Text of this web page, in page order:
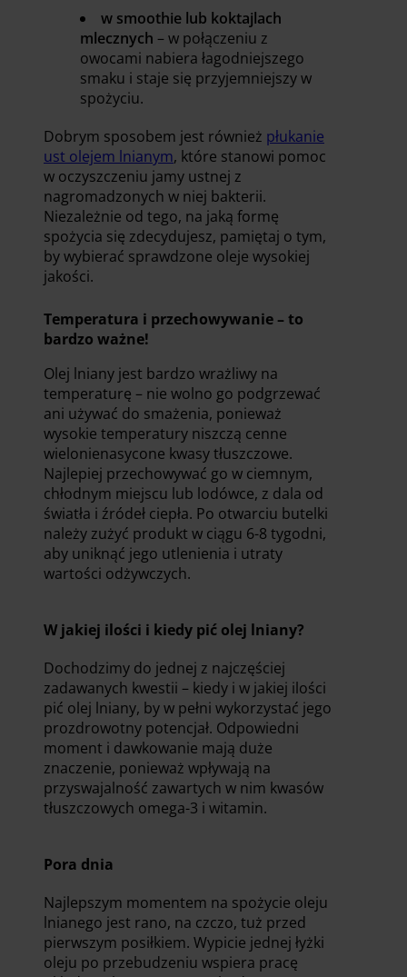
w smoothie lub koktajlach
mlecznych – w połączeniu z
owocami nabiera łagodniejszego
smaku i staje się przyjemniejszy w
spożyciu.
Dobrym sposobem jest również płukanie
ust olejem lnianym, które stanowi pomoc
w oczyszczeniu jamy ustnej z
nagromadzonych w niej bakterii.
Niezależnie od tego, na jaką formę
spożycia się zdecydujesz, pamiętaj o tym,
by wybierać sprawdzone oleje wysokiej
jakości.
Temperatura i przechowywanie – to
bardzo ważne!
Olej lniany jest bardzo wrażliwy na
temperaturę – nie wolno go podgrzewać
ani używać do smażenia, ponieważ
wysokie temperatury niszczą cenne
wielonienasycone kwasy tłuszczowe.
Najlepiej przechowywać go w ciemnym,
chłodnym miejscu lub lodówce, z dala od
światła i źródeł ciepła. Po otwarciu butelki
należy zużyć produkt w ciągu 6-8 tygodni,
aby uniknąć jego utlenienia i utraty
wartości odżywczych.
W jakiej ilości i kiedy pić olej lniany?
Dochodzimy do jednej z najczęściej
zadawanych kwestii – kiedy i w jakiej ilości
pić olej lniany, by w pełni wykorzystać jego
prozdrowotny potencjał. Odpowiedni
moment i dawkowanie mają duże
znaczenie, ponieważ wpływają na
przyswajalność zawartych w nim kwasów
tłuszczowych omega-3 i witamin.
Pora dnia
Najlepszym momentem na spożycie oleju
lnianego jest rano, na czczo, tuż przed
pierwszym posiłkiem. Wypicie jednej łyżki
oleju po przebudzeniu wspiera pracę